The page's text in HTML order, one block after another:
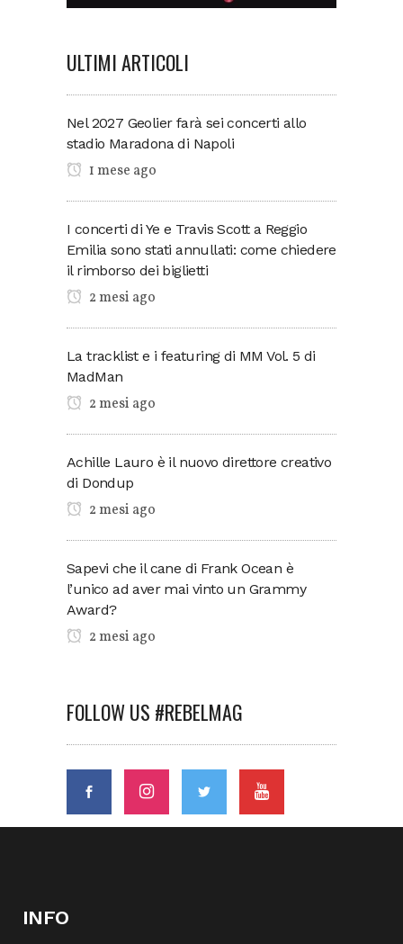
ULTIMI ARTICOLI
Nel 2027 Geolier farà sei concerti allo
stadio Maradona di Napoli
1 mese ago
I concerti di Ye e Travis Scott a Reggio
Emilia sono stati annullati: come chiedere
il rimborso dei biglietti
2 mesi ago
La tracklist e i featuring di MM Vol. 5 di
MadMan
2 mesi ago
Achille Lauro è il nuovo direttore creativo
di Dondup
2 mesi ago
Sapevi che il cane di Frank Ocean è
l’unico ad aver mai vinto un Grammy
Award?
2 mesi ago
FOLLOW US #REBELMAG
INFO